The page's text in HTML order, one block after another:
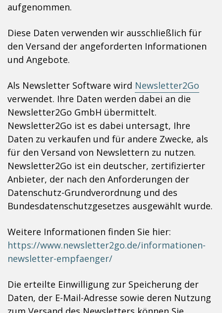
aufgenommen.
Diese Daten verwenden wir ausschließlich für
den Versand der angeforderten Informationen
und Angebote.
Als Newsletter Software wird Newsletter2Go
verwendet. Ihre Daten werden dabei an die
Newsletter2Go GmbH übermittelt.
Newsletter2Go ist es dabei untersagt, Ihre
Daten zu verkaufen und für andere Zwecke, als
für den Versand von Newslettern zu nutzen.
Newsletter2Go ist ein deutscher, zertifizierter
Anbieter, der nach den Anforderungen der
Datenschutz-Grundverordnung und des
Bundesdatenschutzgesetzes ausgewählt wurde.
Weitere Informationen finden Sie hier:
https://www.newsletter2go.de/informationen-
newsletter-empfaenger/
Die erteilte Einwilligung zur Speicherung der
Daten, der E-Mail-Adresse sowie deren Nutzung